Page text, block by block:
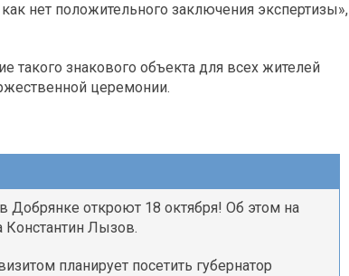
нет положительного заключения экспертизы»,
знакового объекта для всех жителей
церемонии.
Добрянке откроют 18 октября! Об этом на
Константин Лызов.
планирует посетить губернатор